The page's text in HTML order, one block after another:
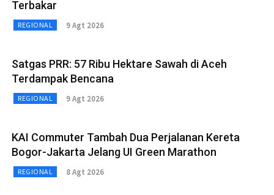
Terbakar
REGIONAL 9 Agt 2026
Satgas PRR: 57 Ribu Hektare Sawah di Aceh
Terdampak Bencana
REGIONAL 9 Agt 2026
KAI Commuter Tambah Dua Perjalanan Kereta
Bogor-Jakarta Jelang UI Green Marathon
REGIONAL 8 Agt 2026